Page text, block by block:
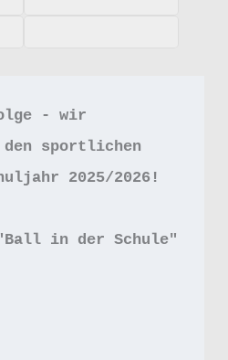
- wir
sportlichen
2025/2026!
"Ball in der Schule"